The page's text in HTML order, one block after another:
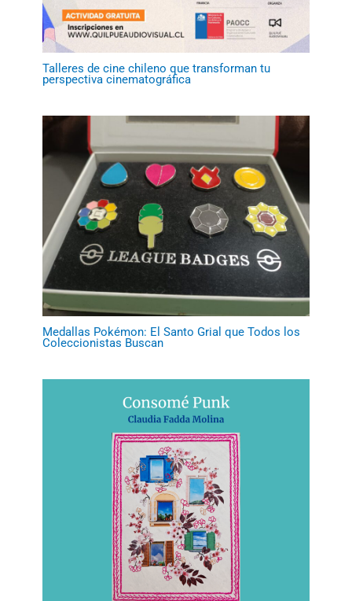
Talleres de cine chileno que transforman tu
perspectiva cinematográfica
Medallas Pokémon: El Santo Grial que Todos los
Coleccionistas Buscan